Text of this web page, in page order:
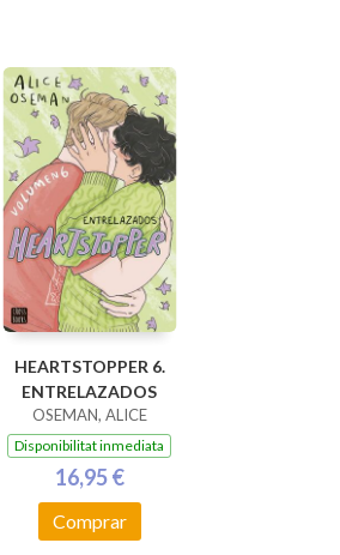
HEARTSTOPPER 6.
ENTRELAZADOS
OSEMAN, ALICE
Disponibilitat inmediata
16,95 €
Comprar